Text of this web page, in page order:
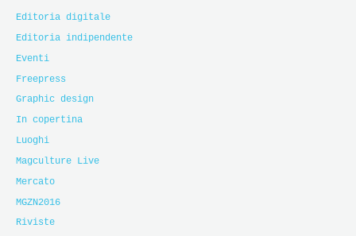
Editoria digitale
Editoria indipendente
Eventi
Freepress
Graphic design
In copertina
Luoghi
Magculture Live
Mercato
MGZN2016
Riviste